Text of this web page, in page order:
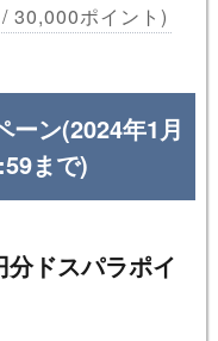
30,000ポイント)
ーン(2024年1月
まで)
ドスパラポイ